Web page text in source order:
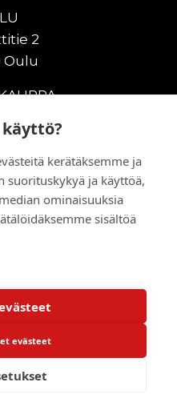
kerätäksemme ja
suorituskykyä ja käyttöä,
ominaisuuksia
sisältöä
evästeet
2
Oulu